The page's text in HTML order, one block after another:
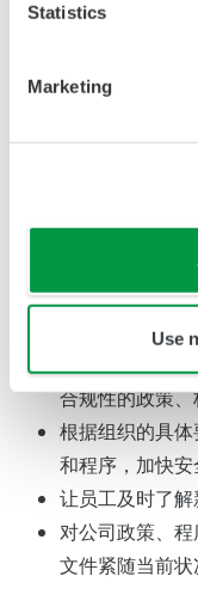
Statistics
Marketing
Use
高组织的安全状态
形成的行业实践确保
制定有效的策
合规性的政策
根据组织的具
和程序，加快安
让员工及时了解
对公司政策、
文件紧随当前状